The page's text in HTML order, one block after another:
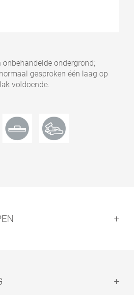
onbehandelde ondergrond;
gesproken één laag op
voldoende.